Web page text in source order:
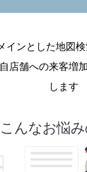
インとした地図
店舗への来客増
します
こんなお悩